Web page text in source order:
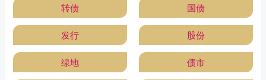
转债 国债
发行 股份
绿地 债市